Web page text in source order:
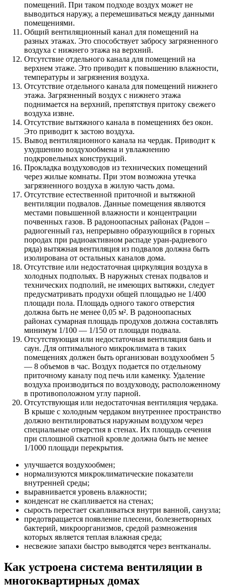
помещений. При таком подходе воздух может не
выводиться наружу, а перемешиваться между данными
помещениями.
Общий вентиляционный канал для помещений на
разных этажах. Это способствует забросу загрязненного
воздуха с нижнего этажа на верхний.
Отсутствие отдельного канала для помещений на
верхнем этаже. Это приводит к повышению влажности,
температуры и загрязнения воздуха.
Отсутствие отдельного канала для помещений нижнего
этажа. Загрязненный воздух с нижнего этажа
поднимается на верхний, препятствуя притоку свежего
воздуха извне.
Отсутствие вытяжного канала в помещениях без окон.
Это приводит к застою воздуха.
Вывод вентиляционного канала на чердак. Приводит к
ухудшению воздухообмена и увлажнению
подкровельных конструкций.
Прокладка воздуховодов из технических помещений
через жилые комнаты. При этом возможна утечка
загрязненного воздуха в жилую часть дома.
Отсутствие естественной приточной и вытяжной
вентиляции подвалов. Данные помещения являются
местами повышенной влажности и концентрации
почвенных газов. В радоноопасных районах (Радон –
радиогенный газ, непрерывно образующийся в горных
породах при радиоактивном распаде уран-радиевого
ряда) вытяжная вентиляция из подвалов должна быть
изолирована от остальных каналов дома.
Отсутствие или недостаточная циркуляция воздуха в
холодных подпольях. В наружных стенах подвалов и
технических подполий, не имеющих вытяжки, следует
предусматривать продухи общей площадью не 1/400
площади пола. Площадь одного такого отверстия
должна быть не менее 0,05 м². В радоноопасных
районах сумарная площадь продухов должна составлять
минимум 1/100 — 1/150 от площади подвала.
Отсутствующая или недостаточная вентиляция бань и
саун. Для оптимального микроклимата в таких
помещениях должен быть организован воздухообмен 5
— 8 объемов в час. Воздух подается по отдельному
приточному каналу под печь или каменку. Удаление
воздуха производиться по воздуховоду, расположенному
в противоположном углу парной.
Отсутствующая или недостаточная вентиляция чердака.
В крыше с холодным чердаком внутреннее пространство
должно вентилироваться наружным воздухом через
специальные отверстия в стенах. Их площадь сечения
при сплошной скатной кровле должна быть не менее
1/1000 площади перекрытия.
улучшается воздухообмен;
нормализуются микроклиматические показатели
внутренней среды;
выравнивается уровень влажности;
конденсат не скапливается на стенах;
сырость перестает скапливаться внутри ванной, санузла;
предотвращается появление плесени, болезнетворных
бактерий, микроорганизмов, средой размножения
которых является теплая влажная среда;
несвежие запахи быстро выводятся через вентканалы.
Как устроена система вентиляции в
многоквартирных домах